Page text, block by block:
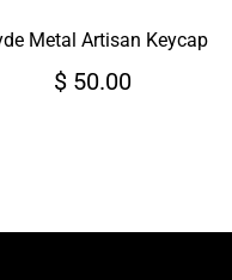
Metal Artisan Keycap
$ 50.00